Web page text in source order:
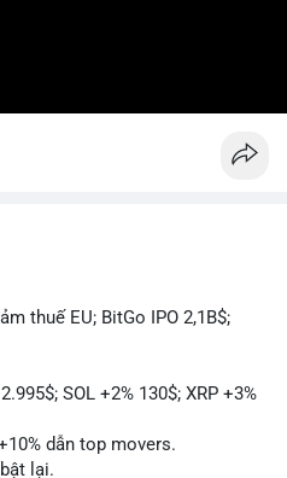
thuế EU; BitGo IPO 2,1B$;
SOL +2% 130$; XRP +3%
dẫn top movers.
lại.